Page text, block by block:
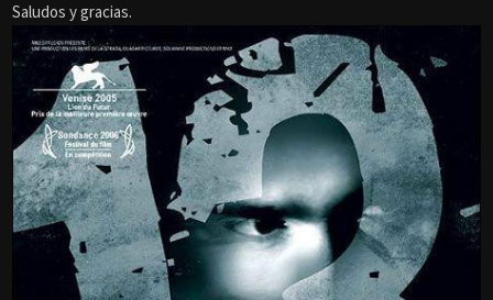
Saludos y gracias.